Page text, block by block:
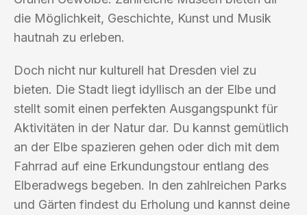
die Möglichkeit, Geschichte, Kunst und Musik
hautnah zu erleben.
Doch nicht nur kulturell hat Dresden viel zu
bieten. Die Stadt liegt idyllisch an der Elbe und
stellt somit einen perfekten Ausgangspunkt für
Aktivitäten in der Natur dar. Du kannst gemütlich
an der Elbe spazieren gehen oder dich mit dem
Fahrrad auf eine Erkundungstour entlang des
Elberadwegs begeben. In den zahlreichen Parks
und Gärten findest du Erholung und kannst deine